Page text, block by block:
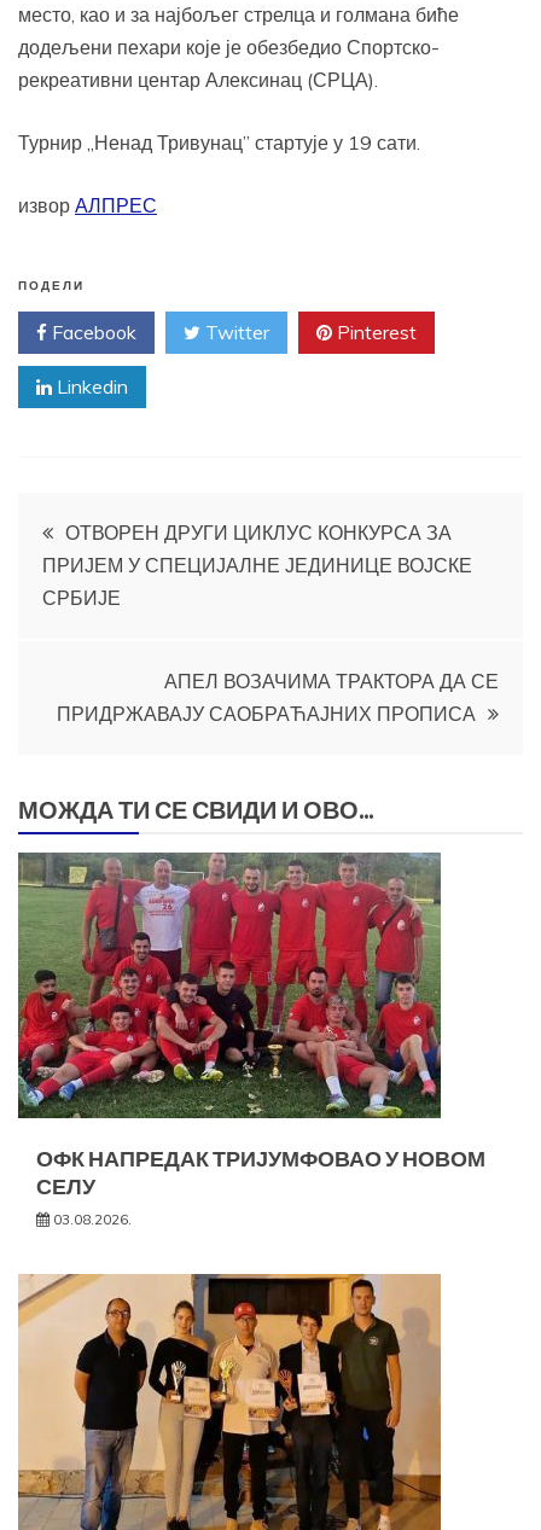
место, као и за најбољег стрелца и голмана биће
додељени пехари које је обезбедио Спортско-
рекреативни центар Алексинац (СРЦА).
Турнир „Ненад Тривунац” стартује у 19 сати.
извор АЛПРЕС
ПОДЕЛИ
Facebook Twitter Pinterest
Linkedin
Кретање
чланка
ОТВОРЕН ДРУГИ ЦИКЛУС КОНКУРСА ЗА
ПРИЈЕМ У СПЕЦИЈАЛНЕ ЈЕДИНИЦЕ ВОЈСКЕ
СРБИЈЕ
АПЕЛ ВОЗАЧИМА ТРАКТОРА ДА СЕ
ПРИДРЖАВАЈУ САОБРАЋАЈНИХ ПРОПИСА
МОЖДА ТИ СЕ СВИДИ И ОВО...
ОФК НАПРЕДАК ТРИЈУМФОВАО У НОВОМ
СЕЛУ
03.08.2026.